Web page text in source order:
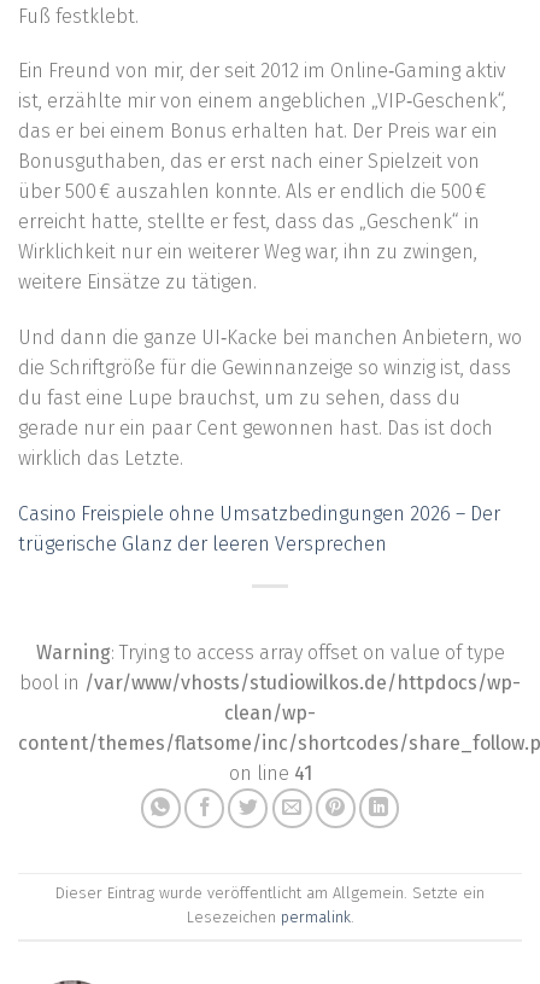
Fuß festklebt.
Ein Freund von mir, der seit 2012 im Online‑Gaming aktiv
ist, erzählte mir von einem angeblichen „VIP‑Geschenk“,
das er bei einem Bonus erhalten hat. Der Preis war ein
Bonusguthaben, das er erst nach einer Spielzeit von
über 500 € auszahlen konnte. Als er endlich die 500 €
erreicht hatte, stellte er fest, dass das „Geschenk“ in
Wirklichkeit nur ein weiterer Weg war, ihn zu zwingen,
weitere Einsätze zu tätigen.
Und dann die ganze UI‑Kacke bei manchen Anbietern, wo
die Schriftgröße für die Gewinnanzeige so winzig ist, dass
du fast eine Lupe brauchst, um zu sehen, dass du
gerade nur ein paar Cent gewonnen hast. Das ist doch
wirklich das Letzte.
Casino Freispiele ohne Umsatzbedingungen 2026 – Der
trügerische Glanz der leeren Versprechen
Warning: Trying to access array offset on value of type
bool in /var/www/vhosts/studiowilkos.de/httpdocs/wp-
clean/wp-
content/themes/flatsome/inc/shortcodes/
on line 41
Dieser Eintrag wurde veröffentlicht am Allgemein. Setzte ein
Lesezeichen permalink.